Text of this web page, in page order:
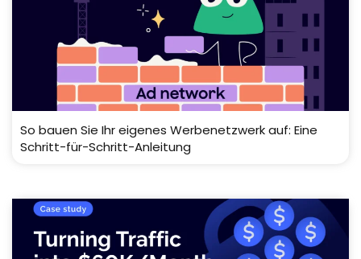
So bauen Sie Ihr eigenes Werbenetzwerk auf: Eine
Schritt-für-Schritt-Anleitung